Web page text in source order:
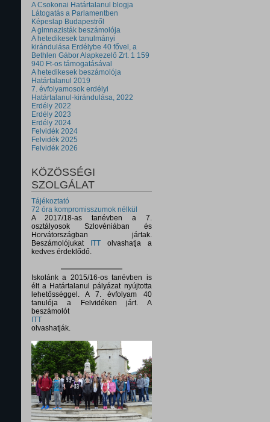
A Csokonai Határtalanul blogja
Látogatás a Parlamentben
Képeslap Budapestről
A gimnazisták beszámolója
A hetedikesek tanulmányi
kirándulása Erdélybe 40 fővel, a
Bethlen Gábor Alapkezelő Zrt. 1 159
940 Ft-os támogatásával
A hetedikesek beszámolója
Határtalanul 2019
7. évfolyamosok erdélyi
Határtalanul-kirándulása, 2022
Erdély 2022
Erdély 2023
Erdély 2024
Felvidék 2024
Felvidék 2025
Felvidék 2026
KÖZÖSSÉGI
SZOLGÁLAT
Tájékoztató
72 óra kompromisszumok nélkül
A 2017/18-as tanévben a 7.
osztályosok Szlovéniában és
Horvátországban jártak.
Beszámolójukat
ITTolvashatja a
kedves érdeklődő.
Iskolánk a 2015/16-os tanévben is
élt a Határtalanul pályázat nyújtotta
lehetősséggel. A 7. évfolyam 40
tanulója a Felvidéken járt. A
beszámolót
ITT
olvashatják.